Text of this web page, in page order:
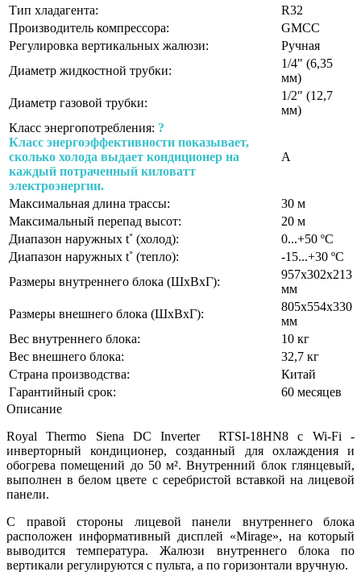
Тип хладагента:
R32
Производитель компрессора:
GMCC
Регулировка вертикальных жалюзи:
Ручная
Диаметр жидкостной трубки:
1/4" (6,35
мм)
Диаметр газовой трубки:
1/2" (12,7
мм)
Класс энергопотребления: ?
Класс энергоэффективности показывает,
сколько холода выдает кондиционер на
каждый потраченный киловатт
электроэнергии.
A
Максимальная длина трассы:
30 м
Максимальный перепад высот:
20 м
Диапазон наружных t˚ (холод):
0...+50 ºС
Диапазон наружных t˚ (тепло):
-15...+30 ºС
Размеры внутреннего блока (ШхВхГ):
957х302х213
мм
Размеры внешнего блока (ШхВхГ):
805х554х330
мм
Вес внутреннего блока:
10 кг
Вес внешнего блока:
32,7 кг
Страна производства:
Китай
Гарантийный срок:
60 месяцев
Описание
Royal Thermo Siena DC InverterRTSI-18HN8 c Wi-Fi -
инверторный кондиционер, созданный для охлаждения и
обогрева помещений до 50 м². Внутренний блок глянцевый,
выполнен в белом цвете c серебристой вставкой на лицевой
панели.
С правой стороны лицевой панели внутреннего блока
расположен информативный дисплей «Mirage», на который
выводится температура. Жалюзи внутреннего блока по
вертикали регулируются с пульта, а по горизонтали вручную.